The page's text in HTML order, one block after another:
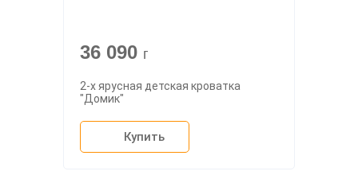
36 090 г
2-х ярусная детская кроватка
"Домик"
Купить